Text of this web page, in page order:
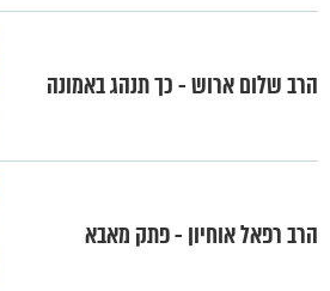
הרב שלום ארוש - כך תנהג באמונה
הרב רפאל אוחיון - פתק מאבא